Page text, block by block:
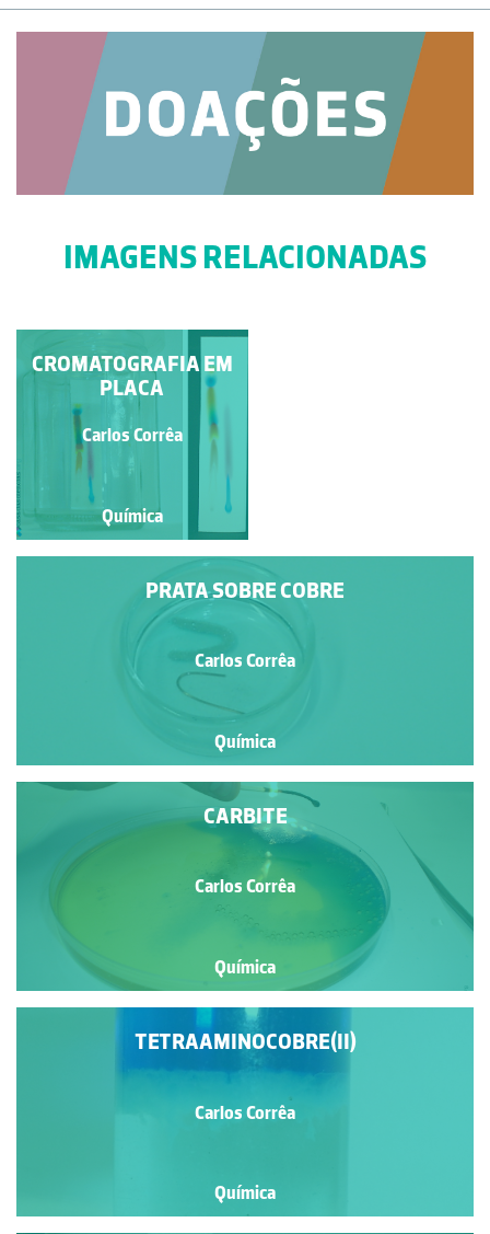
IMAGENS RELACIONADAS
ACIDO-BASE
Carlos Corrêa
Química
PRATA SOBRE COBRE
Carlos Corrêa
Química
CARBITE
Carlos Corrêa
Química
CROMATOGRAFIA EM
PLACA
Carlos Corrêa
Química
TETRAAMINOCOBRE(II)
Carlos Corrêa
Química